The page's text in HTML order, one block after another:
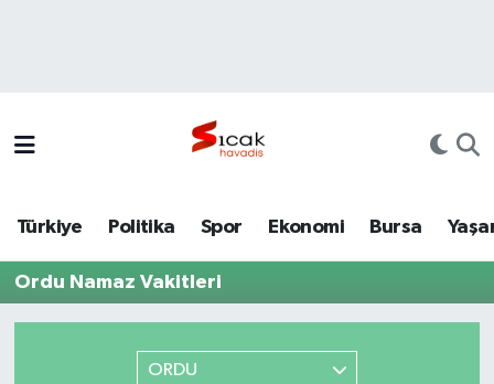
Türkiye Politika Spor Ekonomi Bursa
Ordu Namaz Vakitleri
ORDU
Politika
Tüm Manşetler
Son Dakika Haberleri